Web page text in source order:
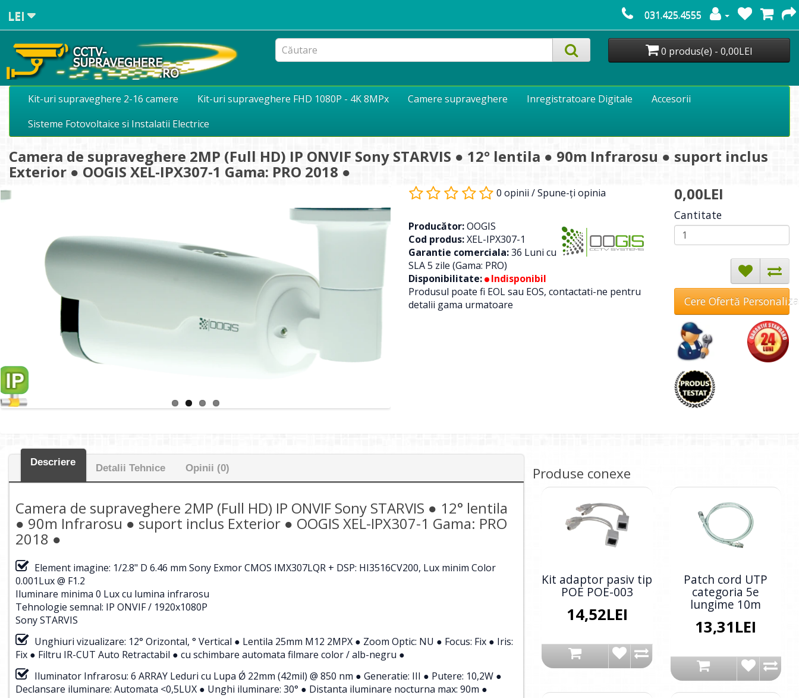
LEI 031.425.4555
0 produs(e) - 0,00LEI
Kit-uri supraveghere 2-16 camere Kit-uri supraveghere FHD 1080P - 4K 8MPx Camere supraveghere Inregistratoare Digitale
Accesorii
Sisteme Fotovoltaice si Instalatii Electrice
Camera de supraveghere 2MP (Full HD) IP ONVIF Sony STARVIS ● 12° lentila ● 90m Infrarosu ● suport inclus
Exterior ● OOGIS XEL-IPX307-1 Gama: PRO 2018 ●
0 opinii /Spune-ţi opinia
Producător:OOGIS
Cod produs:XEL-IPX307-1
Garantie comerciala:36 Luni cu
SLA 5 zile (Gama: PRO)
Disponibilitate:
Indisponibil
Produsul poate fi EOL sau EOS, contactati-ne pentru
detalii gama urmatoare
0,00LEI
Cantitate
Cere Ofertă
Descriere
Detalii Tehnice Opinii (0)
Camera de supraveghere 2MP (Full HD) IP ONVIF Sony STARVIS ● 12° lentila
● 90m Infrarosu ● suport inclus Exterior ● OOGIS XEL-IPX307-1 Gama: PRO
2018 ●
Element imagine: 1/2.8" D 6.46 mm Sony Exmor CMOS IMX307LQR + DSP: HI3516CV200, Lux minim Color
0.001Lux @ F1.2
Iluminare minima 0 Lux cu lumina infrarosu
Tehnologie semnal: IP ONVIF / 1920x1080P
Sony STARVIS
Unghiuri vizualizare: 12° Orizontal, ° Vertical ● Lentila 25mm M12 2MPX ● Zoom Optic: NU ● Focus: Fix ● Iris:
Fix ● Filtru IR-CUT Auto Retractabil ● cu schimbare automata filmare color / alb-negru ●
Iluminator Infrarosu: 6 ARRAY Leduri cu Lupa Ǿ 22mm (42mil) @ 850 nm ● Generatie: III ● Putere: 10,2W ●
Declansare iluminare: Automata <0,5LUX ● Unghi iluminare: 30° ● Distanta iluminare nocturna max: 90m ●
Produse conexe
Kit adaptor pasiv tip
POE POE-003
14,52LEI
Patch cord UTP
categoria 5e
lungime 10m
13,31LEI